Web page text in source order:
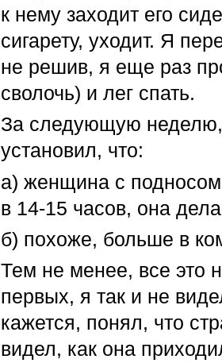
к нему заходит его
сигарету, уходит. Я
не решив, я еще раз
сволочь) и лег спать.
За следующую неделю,
установил, что:
а) женщина с подносом
в 14-15 часов, она
б) похоже, больше в
Тем не менее, все это
первых, я так и не
кажется, понял, что
видел, как она